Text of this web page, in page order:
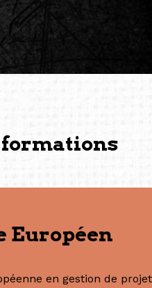
solidité et
vers de nouvelles
— Vanini
(Photography: